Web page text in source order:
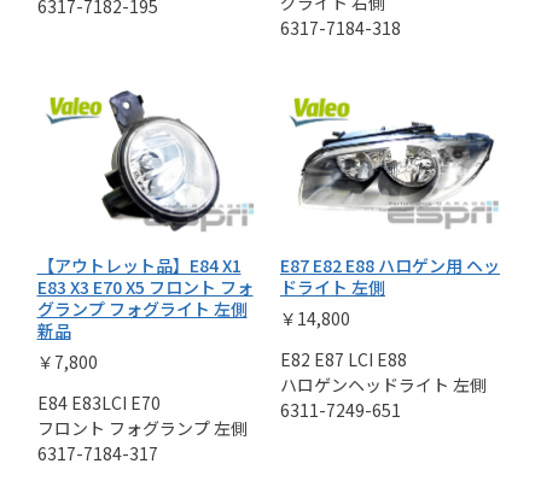
6317-7182-195
6317-7184-318
【アウトレット品】E84 X1
E83 X3 E70 X5 フロント フォ
グランプ フォグライト 左側
新品
￥7,800
E84 E83LCI E70
フロント フォグランプ 左側
6317-7184-317
E87 E82 E88 ハロゲン用 ヘッ
ドライト 左側
￥14,800
E82 E87 LCI E88
ハロゲンヘッドライト 左側
6311-7249-651